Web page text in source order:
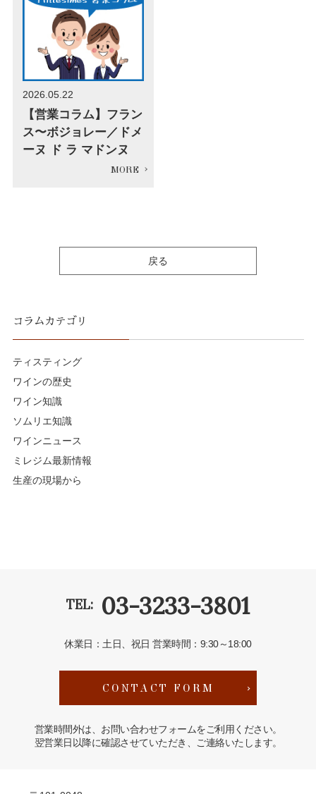
2026.05.22
【営業コラム】フラン
ス〜ボジョレー／ドメ
ーヌ ド ラ マドンヌ
戻る
コラムカテゴリ
ティスティング
ワインの歴史
ワイン知識
ソムリエ知識
ワインニュース
ミレジム最新情報
生産の現場から
TEL: 03-3233-3801
休業日：土日、祝日営業時間：9:30～18:00
CONTACT FORM
営業時間外は、お問い合わせフォームをご利用ください。
翌営業日以降に確認させていただき、ご連絡いたします。